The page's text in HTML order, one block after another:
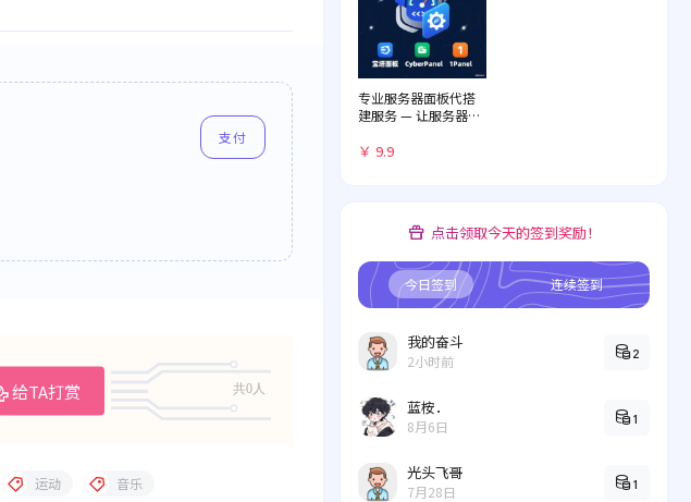
支付
给TA打赏 共0人
运动 音乐
专业服务器面板代搭
建服务 — 让服务器管
￥ 9.9
点击领取今天的签到奖励！
今日签到 连续签到
我的奋斗
2小时前 2
蓝桉．
8月6日 1
光头飞哥
7月28日 1